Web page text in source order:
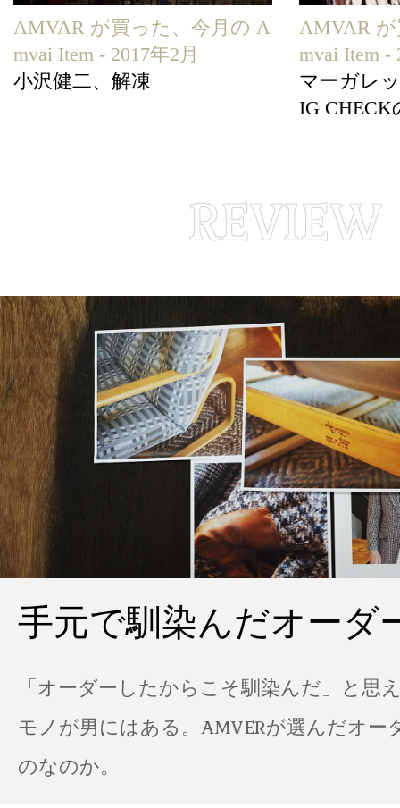
AMVAR が買った、今月の A
mvai Item - 2017年2月
小沢健二、解凍
AMVAR
mvai Item -
マーガレ
IG
手元で馴染んだオーダ
「オーダーしたからこそ馴染んだ」と思
モノが男にはある。AMVERが選んだオー
のなのか。